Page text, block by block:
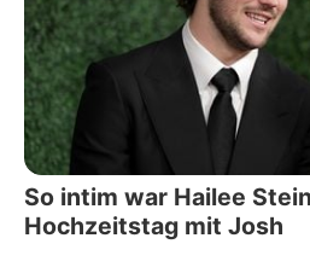
So intim war Hailee
Hochzeitstag mit Josh